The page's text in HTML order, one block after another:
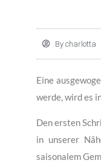
By charlotta
Eine
werde, wird es
Den ersten
in unserer
saisonalem